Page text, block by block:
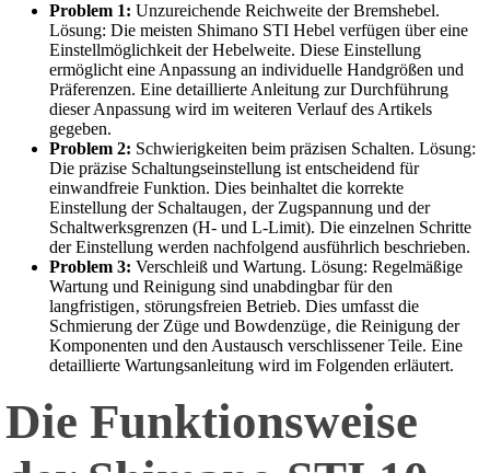
Problem 1: Unzureichende Reichweite der Bremshebel.
Lösung: Die meisten Shimano STI Hebel verfügen über eine
Einstellmöglichkeit der Hebelweite. Diese Einstellung
ermöglicht eine Anpassung an individuelle Handgrößen und
Präferenzen. Eine detaillierte Anleitung zur Durchführung
dieser Anpassung wird im weiteren Verlauf des Artikels
gegeben.
Problem 2: Schwierigkeiten beim präzisen Schalten. Lösung:
Die präzise Schaltungseinstellung ist entscheidend für
einwandfreie Funktion. Dies beinhaltet die korrekte
Einstellung der Schaltaugen‚ der Zugspannung und der
Schaltwerksgrenzen (H- und L-Limit). Die einzelnen Schritte
der Einstellung werden nachfolgend ausführlich beschrieben.
Problem 3: Verschleiß und Wartung. Lösung: Regelmäßige
Wartung und Reinigung sind unabdingbar für den
langfristigen‚ störungsfreien Betrieb. Dies umfasst die
Schmierung der Züge und Bowdenzüge‚ die Reinigung der
Komponenten und den Austausch verschlissener Teile. Eine
detaillierte Wartungsanleitung wird im Folgenden erläutert.
Die Funktionsweise